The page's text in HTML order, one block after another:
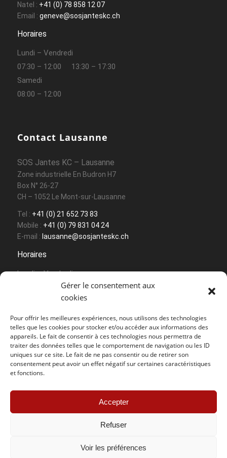
Gérer le consentement aux
cookies
Pour offrir les meilleures expériences, nous utilisons des technologies
telles que les cookies pour stocker et/ou accéder aux informations des
appareils. Le fait de consentir à ces technologies nous permettra de
traiter des données telles que le comportement de navigation ou les ID
uniques sur ce site. Le fait de ne pas consentir ou de retirer son
consentement peut avoir un effet négatif sur certaines caractéristiques
et fonctions.
Accepter
Refuser
Voir les préférences
Natel : +41 (0) 78 858 12 07
Email : geneve@sosjanteskc.ch
Horaires
Lundi – Vendredi
07:30 – 12:00
13:30 – 17:30
Samedi
08:00 – 12:00
Contact Lausanne
SOS Jantes KC – Lausanne
Zone industrielle En Budron H7
Box N° 26-27
CH – 1052 Le Mont-sur-Lausanne
Tel : +41 (0) 21 652 73 83
Mobile : +41 (0) 79 831 04 24
E-mail : lausanne@sosjanteskc.ch
Horaires
Lundi – Vendredi
Sur rendez-vous
Contact Sion
+41 (0) 78 858 12 07